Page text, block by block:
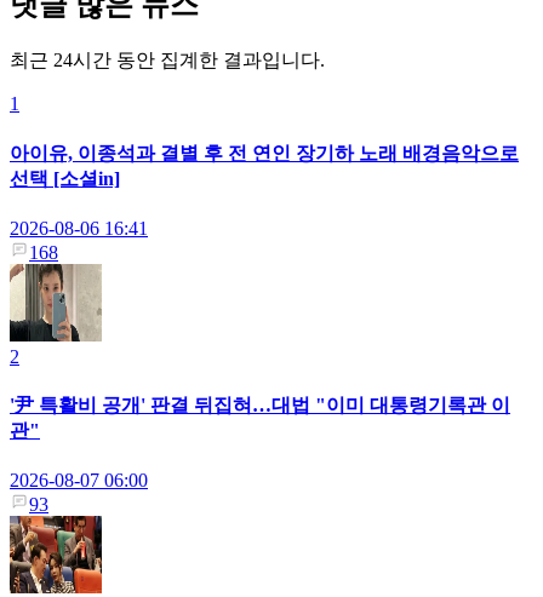
최근 24시간 동안 집계한 결과입니다.
1
아이유, 이종석과 결별 후 전 연인 장기하 노래 배경음악으로
선택 [소셜in]
2026-08-06 16:41
168
2
'尹 특활비 공개' 판결 뒤집혀…대법 "이미 대통령기록관 이
관"
2026-08-07 06:00
93